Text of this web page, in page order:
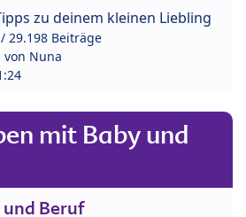
zu deinem kleinen Liebling
29.198 Beiträge
von Nuna
mit Baby und
und Beruf